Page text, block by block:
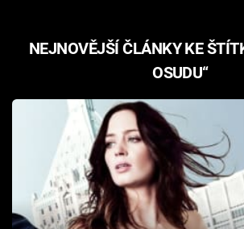
Seriály
Hry
NEJNOVĚJŠÍ ČLÁNKY KE
OSUDU“